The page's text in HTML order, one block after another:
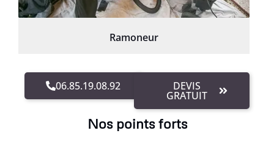
Ramoneur
06.85.19.08.92 DEVIS
GRATUIT
Nos points forts